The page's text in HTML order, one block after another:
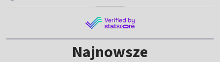
Najnowsze